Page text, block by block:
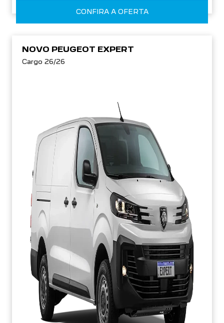
CONFIRA A OFERTA
NOVO PEUGEOT EXPERT
Cargo 26/26